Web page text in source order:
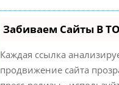
Забиваем Сайты В
Каждая ссылка
продвижение сайта